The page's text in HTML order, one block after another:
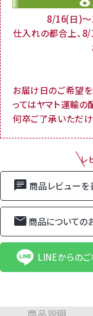
8/16(日)～
仕入れの都合上、
お届け日のご希望を
ってはヤマト運輸の
何卒ご了承いただ
レ
商品レビューを
商品についての
LINEからの